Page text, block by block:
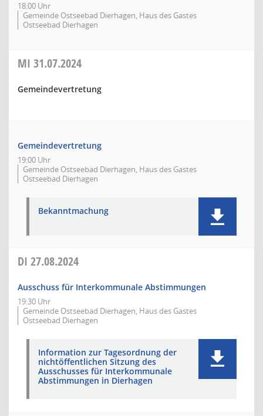
18:00 Uhr
Gemeinde Ostseebad Dierhagen, Haus des Gastes
Ostseebad Dierhagen
MI 31.07.2024
Gemeindevertretung
Gemeindevertretung
19:00 Uhr
Gemeinde Ostseebad Dierhagen, Haus des Gastes
Ostseebad Dierhagen
Bekanntmachung
DI 27.08.2024
Ausschuss für Interkommunale Abstimmungen
19:30 Uhr
Gemeinde Ostseebad Dierhagen, Haus des Gastes
Ostseebad Dierhagen
Information zur Tagesordnung der
nichtöffentlichen Sitzung des
Ausschusses für Interkommunale
Abstimmungen in Dierhagen